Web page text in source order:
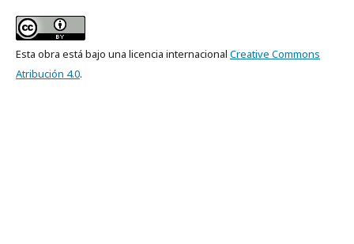
Esta obra está bajo una licencia internacional Creative Commons
Atribución 4.0.